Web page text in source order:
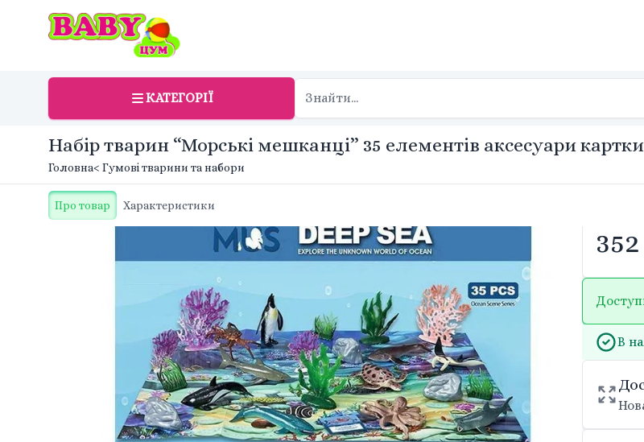
КАТЕГОРІЇ
Набір тварин “Морські мешканці” 35 елементів аксесуари
Головна< Гумові тварини та набори
Про товар Характеристики
В